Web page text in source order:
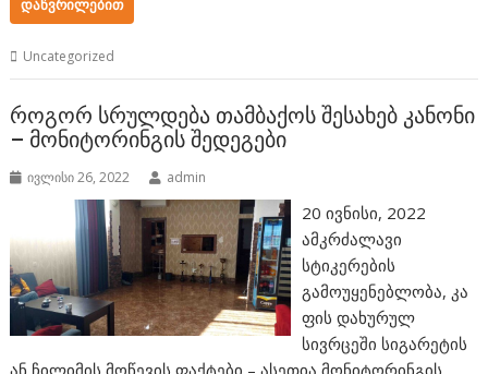
ᲓᲐᲬᲕᲠᲘᲚᲔᲑᲘᲗ
Uncategorized
როგორ სრულდება თამბაქოს შესახებ კანონი
– მონიტორინგის შედეგები
ივლისი 26, 2022 admin
20 ივნისი, 2022
ამკრძალავი
სტიკერების
გამოუყენებლობა, კა
ფის დახურულ
სივრცეში სიგარეტის